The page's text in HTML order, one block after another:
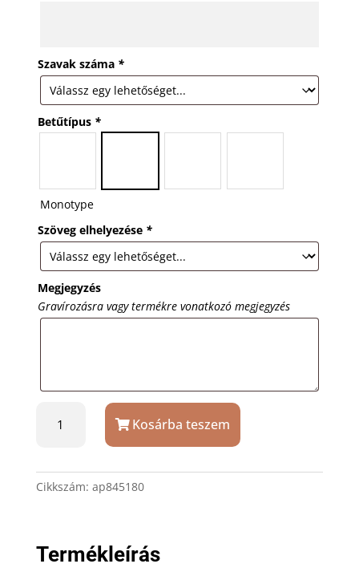
Szavak száma *
Betűtípus *
Monotype
Szöveg elhelyezése *
Megjegyzés
Gravírozásra vagy termékre vonatkozó megjegyzés
szett
fekete
Kosárba teszem
Cikkszám: ap845180
Termékleírás